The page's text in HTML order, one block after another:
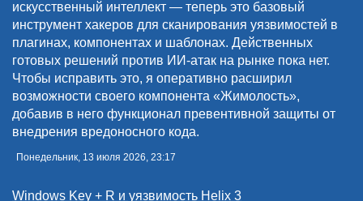
искусственный интеллект — теперь это базовый
инструмент хакеров для сканирования уязвимостей в
плагинах, компонентах и шаблонах. Действенных
готовых решений против ИИ-атак на рынке пока нет.
Чтобы исправить это, я оперативно расширил
возможности своего компонента «Жимолость»,
добавив в него функционал превентивной защиты от
внедрения вредоносного кода.
Понедельник, 13 июля 2026, 23:17
Windows Key + R и уязвимость Helix 3